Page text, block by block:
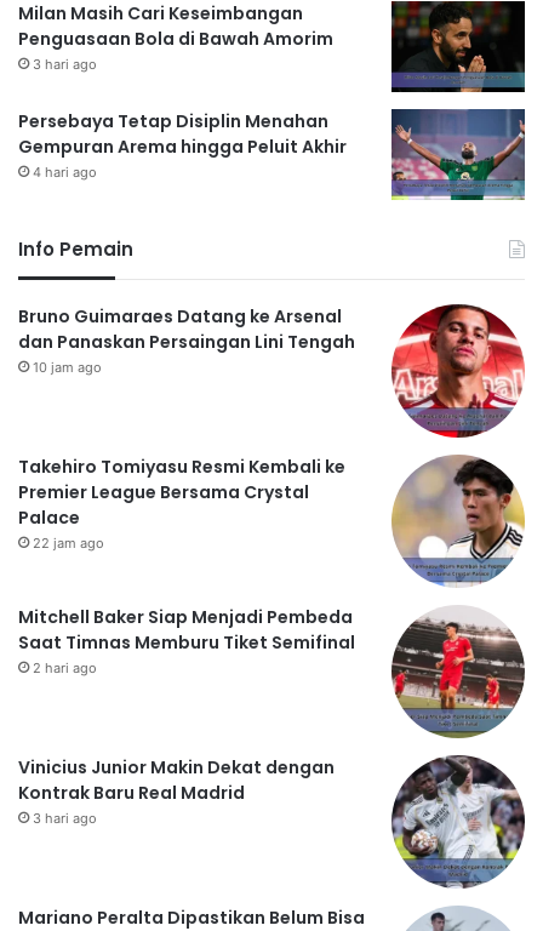
Milan Masih Cari Keseimbangan
Penguasaan Bola di Bawah Amorim
3 hari ago
Persebaya Tetap Disiplin Menahan
Gempuran Arema hingga Peluit Akhir
4 hari ago
Info Pemain
Bruno Guimaraes Datang ke Arsenal
dan Panaskan Persaingan Lini Tengah
10 jam ago
Takehiro Tomiyasu Resmi Kembali ke
Premier League Bersama Crystal
Palace
22 jam ago
Mitchell Baker Siap Menjadi Pembeda
Saat Timnas Memburu Tiket Semifinal
2 hari ago
Vinicius Junior Makin Dekat dengan
Kontrak Baru Real Madrid
3 hari ago
Mariano Peralta Dipastikan Belum Bisa